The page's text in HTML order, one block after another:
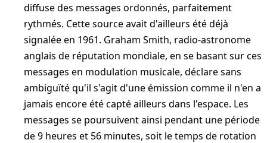
diffuse des messages ordonnés, parfaitement
rythmés. Cette source avait d'ailleurs été déjà
signalée en 1961. Graham Smith, radio-astronome
anglais de réputation mondiale, en se basant sur ces
messages en modulation musicale, déclare sans
ambiguïté qu'il s'agit d'une émission comme il n'en a
jamais encore été capté ailleurs dans l'espace. Les
messages se poursuivent ainsi pendant une période
de 9 heures et 56 minutes, soit le temps de rotation